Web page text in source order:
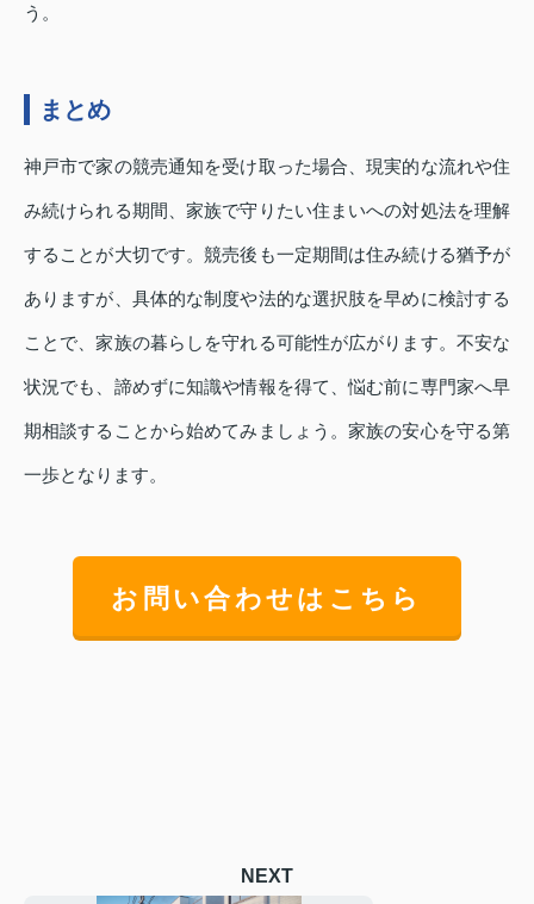
う。
まとめ
神戸市で家の競売通知を受け取った場合、現実的な流れや住
み続けられる期間、家族で守りたい住まいへの対処法を理解
することが大切です。競売後も一定期間は住み続ける猶予が
ありますが、具体的な制度や法的な選択肢を早めに検討する
ことで、家族の暮らしを守れる可能性が広がります。不安な
状況でも、諦めずに知識や情報を得て、悩む前に専門家へ早
期相談することから始めてみましょう。家族の安心を守る第
一歩となります。
お問い合わせはこちら
NEXT